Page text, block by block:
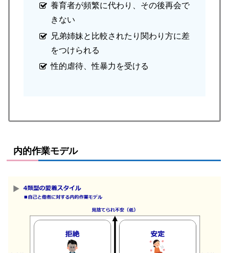
養育者が頻繁に代わり、その後再会で
きない
兄弟姉妹と比較されたり関わり方に差
をつけられる
性的虐待、性暴力を受ける
内的作業モデル